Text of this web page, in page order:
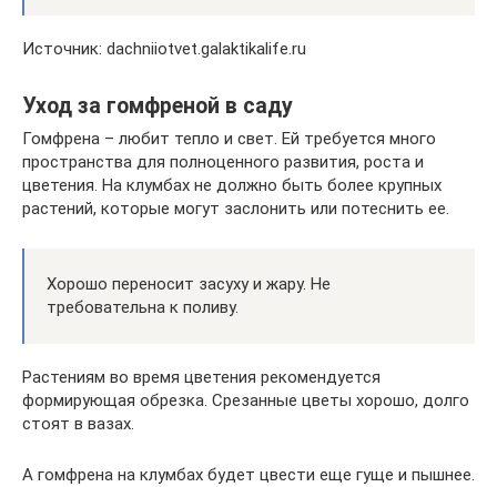
Источник: dachniiotvet.galaktikalife.ru
Уход за гомфреной в саду
Гомфрена – любит тепло и свет. Ей требуется много
пространства для полноценного развития, роста и
цветения. На клумбах не должно быть более крупных
растений, которые могут заслонить или потеснить ее.
Хорошо переносит засуху и жару. Не
требовательна к поливу.
Растениям во время цветения рекомендуется
формирующая обрезка. Срезанные цветы хорошо, долго
стоят в вазах.
А гомфрена на клумбах будет цвести еще гуще и пышнее.